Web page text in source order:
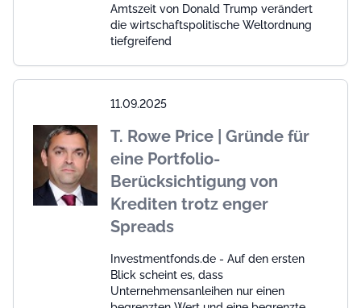
Amtszeit von Donald Trump verändert
die wirtschaftspolitische Weltordnung
tiefgreifend
11.09.2025
T. Rowe Price | Gründe für
eine Portfolio-
Berücksichtigung von
Krediten trotz enger
Spreads
Investmentfonds.de - Auf den ersten
Blick scheint es, dass
Unternehmensanleihen nur einen